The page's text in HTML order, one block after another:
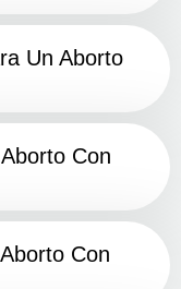
Un Aborto
Con
Con